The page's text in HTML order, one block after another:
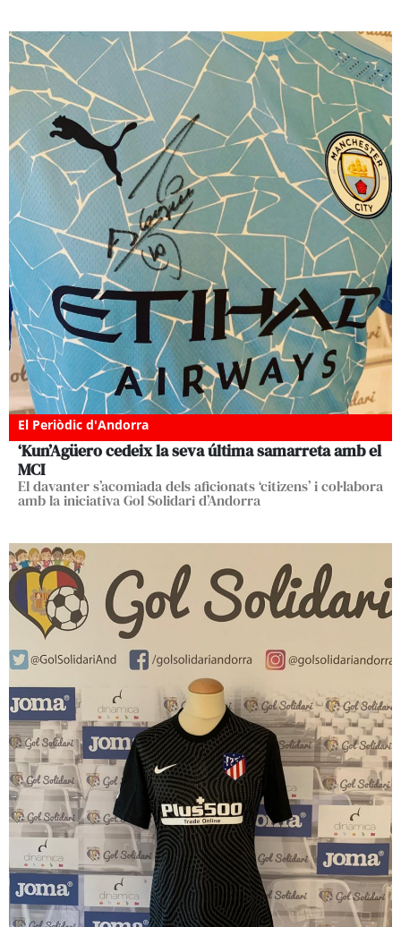
El Periòdic d'Andorra
‘Kun’Agüero cedeix la seva última samarreta amb el
MCI
El davanter s’acomiada dels aficionats ‘citizens’ i col·labora
amb la iniciativa Gol Solidari d’Andorra